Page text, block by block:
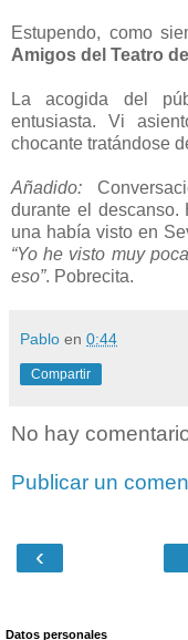
Estupendo, como
Amigos del Teatro
La acogida del
entusiasta. Vi
chocante tratándose
Añadido:
durante el descanso.
una había visto en
“Yo he visto muy
eso”. Pobrecita.
Pablo en 0:44
Compartir
No hay
Publicar un
‹
Datos personales